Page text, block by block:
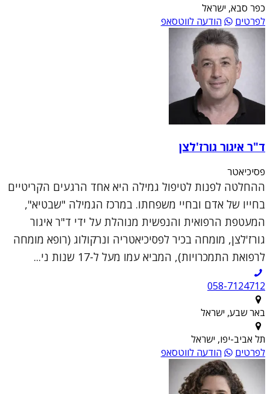
כפר סבא, ישראל
לפרטים
הודעה לווטסאפ
ד"ר איגור גורז'לצן
פסיכיאטר
ההחלטה לפנות לטיפול גמילה היא אחד הרגעים הקריטיים
בחייו של אדם ובחיי משפחתו. במרכז הגמילה "שבטיא",
המעטפת הרפואית והנפשית מנוהלת על ידי ד"ר איגור
גורז'לצן, מומחה בכיר לפסיכיאטריה ונרקולוג (רופא מומחה
לרפואת התמכרויות), המביא עמו מעל ל-17 שנות ני...
058-7124712
באר שבע, ישראל
תל אביב-יפו, ישראל
לפרטים
הודעה לווטסאפ